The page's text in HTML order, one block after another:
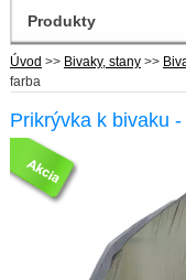
Úvod >> Bivaky, stany >>
farba
Prikrývka k bivaku
Produkty